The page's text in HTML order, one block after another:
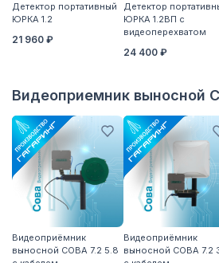
Детектор портативный
ЮРКА 1.2
21 960 ₽
Детектор
ЮРКА 1.2ВП с
видеоперехватом
24 400 ₽
Видеоприемник выносной
Видеоприёмник
выносной СОВА 7.2 5.8
Видеоприёмник
выносной СОВА 7.2